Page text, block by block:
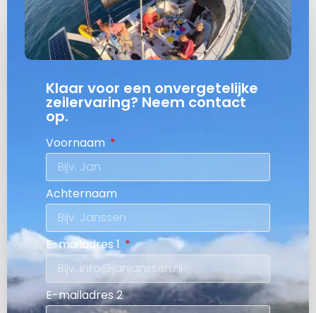
Klaar voor een onvergetelijke
zeilervaring? Neem contact
op.
Voornaam
Achternaam
E-mailadres 1
E-mailadres 2